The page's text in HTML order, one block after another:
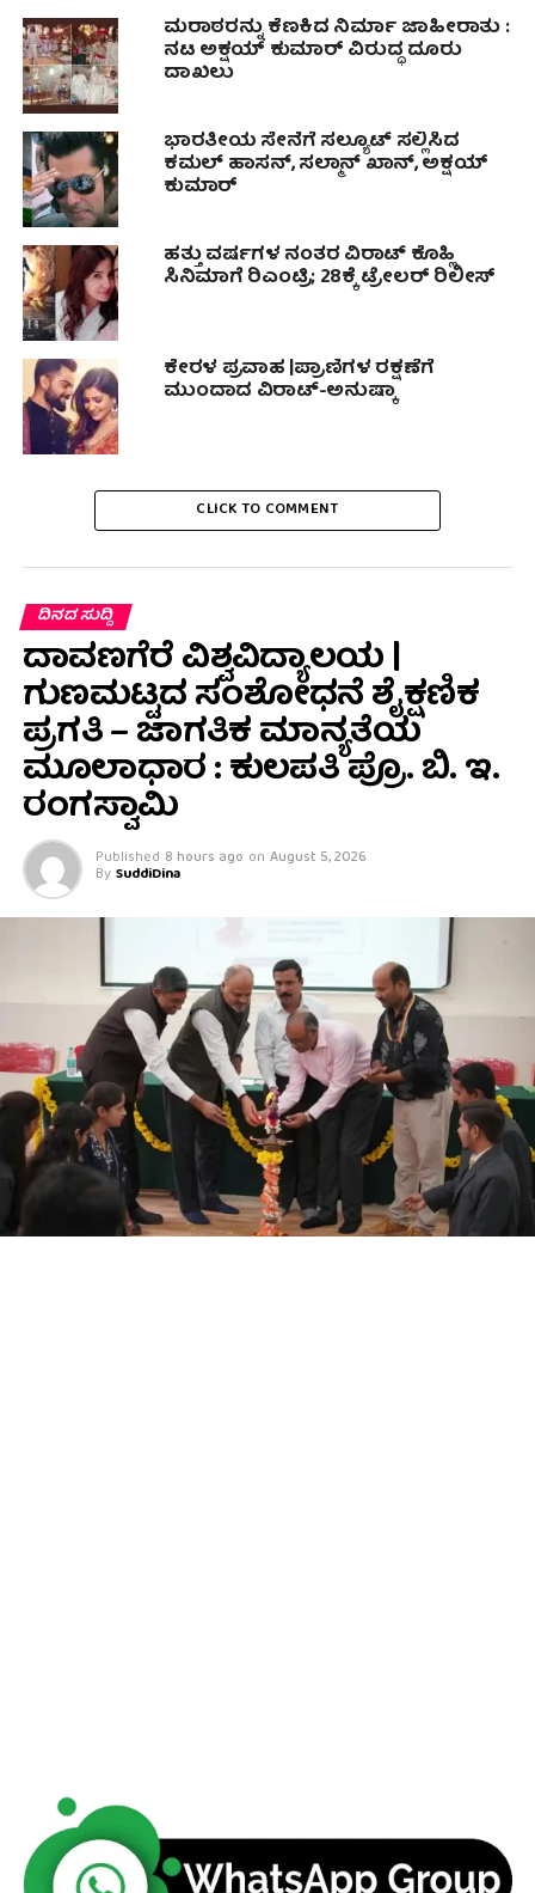
ಮರಾಠರನ್ನು ಕೆಣಕಿದ‌ ನಿರ್ಮಾ ಜಾಹೀರಾತು :
ನಟ ಅಕ್ಷಯ್ ಕುಮಾರ್ ವಿರುದ್ಧ ದೂರು
ದಾಖಲು
ಭಾರತೀಯ ಸೇನೆಗೆ ಸಲ್ಯೂಟ್ ಸಲ್ಲಿಸಿದ
ಕಮಲ್ ಹಾಸನ್, ಸಲ್ಮಾನ್ ಖಾನ್, ಅಕ್ಷಯ್
ಕುಮಾರ್
ಹತ್ತು ವರ್ಷಗಳ ನಂತರ ವಿರಾಟ್ ಕೊಹ್ಲಿ
ಸಿನಿಮಾಗೆ ರಿಎಂಟ್ರಿ; 28ಕ್ಕೆ ಟ್ರೇಲರ್ ರಿಲೀಸ್
ಕೇರಳ ಪ್ರವಾಹ |ಪ್ರಾಣಿಗಳ ರಕ್ಷಣೆಗೆ
ಮುಂದಾದ ವಿರಾಟ್-ಅನುಷ್ಕಾ
CLICK TO COMMENT
ದಿನದ ಸುದ್ದಿ
ದಾವಣಗೆರೆ ವಿಶ್ವವಿದ್ಯಾಲಯ |
ಗುಣಮಟ್ಟದ ಸಂಶೋಧನೆ ಶೈಕ್ಷಣಿಕ
ಪ್ರಗತಿ – ಜಾಗತಿಕ ಮಾನ್ಯತೆಯ
ಮೂಲಾಧಾರ : ಕುಲಪತಿ ಪ್ರೊ. ಬಿ. ಇ.
ರಂಗಸ್ವಾಮಿ
Published 8 hours ago on August 5, 2026
By SuddiDina